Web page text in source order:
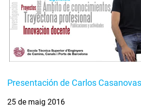
Presentación de Carlos Casanovas
25 de maig 2016